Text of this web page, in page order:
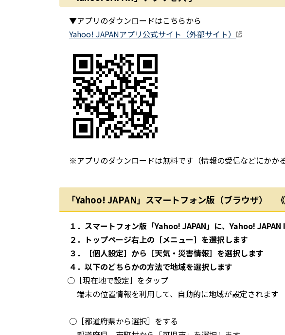
▼アプリのダウンロードはこちらから
Yahoo! JAPANアプリ公式サイト（外部サイト）
※アプリのダウンロードは無料です（情報の受信などにかか
「Yahoo! JAPAN」スマートフォン版（ブラウザ） 《
１．スマートフォン版「Yahoo! JAPAN」に、Yahoo! JAPAN
２．トップページ右上の［メニュー］を選択します
３．［個人設定］から［天気・災害情報］を選択します
４．以下のどちらかの方法で地域を選択します
○［現在地で設定］をタップ
端末の位置情報を利用して、自動的に地域が設定されます
○［都道府県から選択］をする